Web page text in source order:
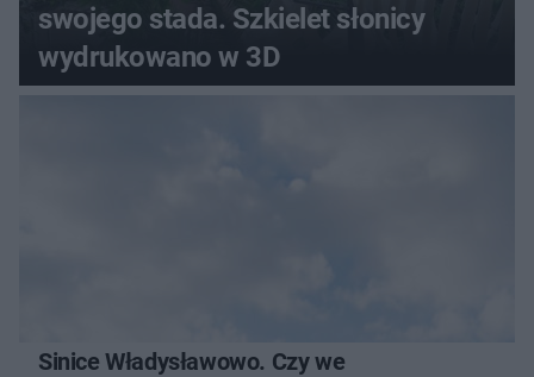
swojego stada. Szkielet słonicy
wydrukowano w 3D
Sinice Władysławowo. Czy we